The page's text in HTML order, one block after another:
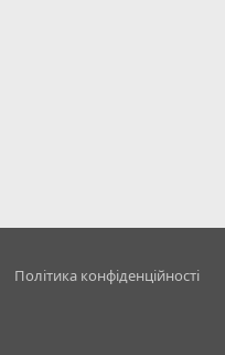
Політика конфіденційності